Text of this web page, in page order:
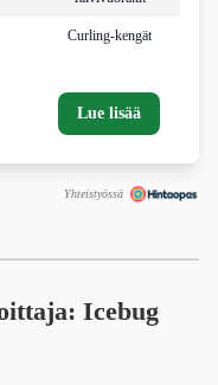
Curling-kengät
Lue lisää
Yhteistyössä
Icebug